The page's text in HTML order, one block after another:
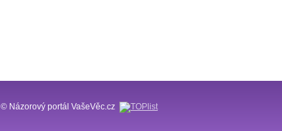
© Názorový portál VašeVěc.cz